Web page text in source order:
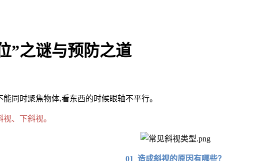
”之谜与预防之道
同时聚焦物体,看东西的时候眼轴不平行。
、下斜视。
01 造成斜视的原因有哪些？